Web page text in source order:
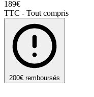
189€
TTC - Tout compris
200€ remboursés